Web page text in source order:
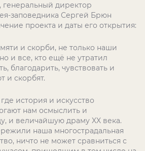
генеральный директор
заповедника Сергей Брюн
проекта и даты его открытия:
и скорби, не только наши
и все, кто ещё не утратил
благодарить, чувствовать и
и скорбят.
история и искусство
нам осмыслить и
и величайшую драму XX века.
наша многострадальная
ничто не может сравниться с